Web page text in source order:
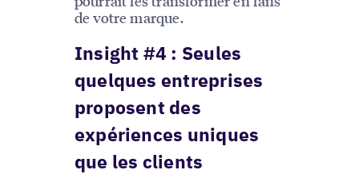
de votre marque.
Insight #4 : Seules
quelques entreprises
proposent des
expériences uniques
que les clients